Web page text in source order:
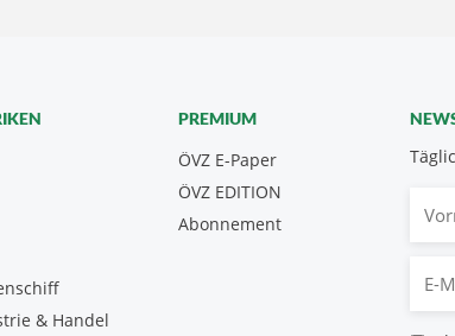
Mail
& Handel
PREMIUM
ÖVZ E-Paper
Abonnement
ÖVZ EDITION